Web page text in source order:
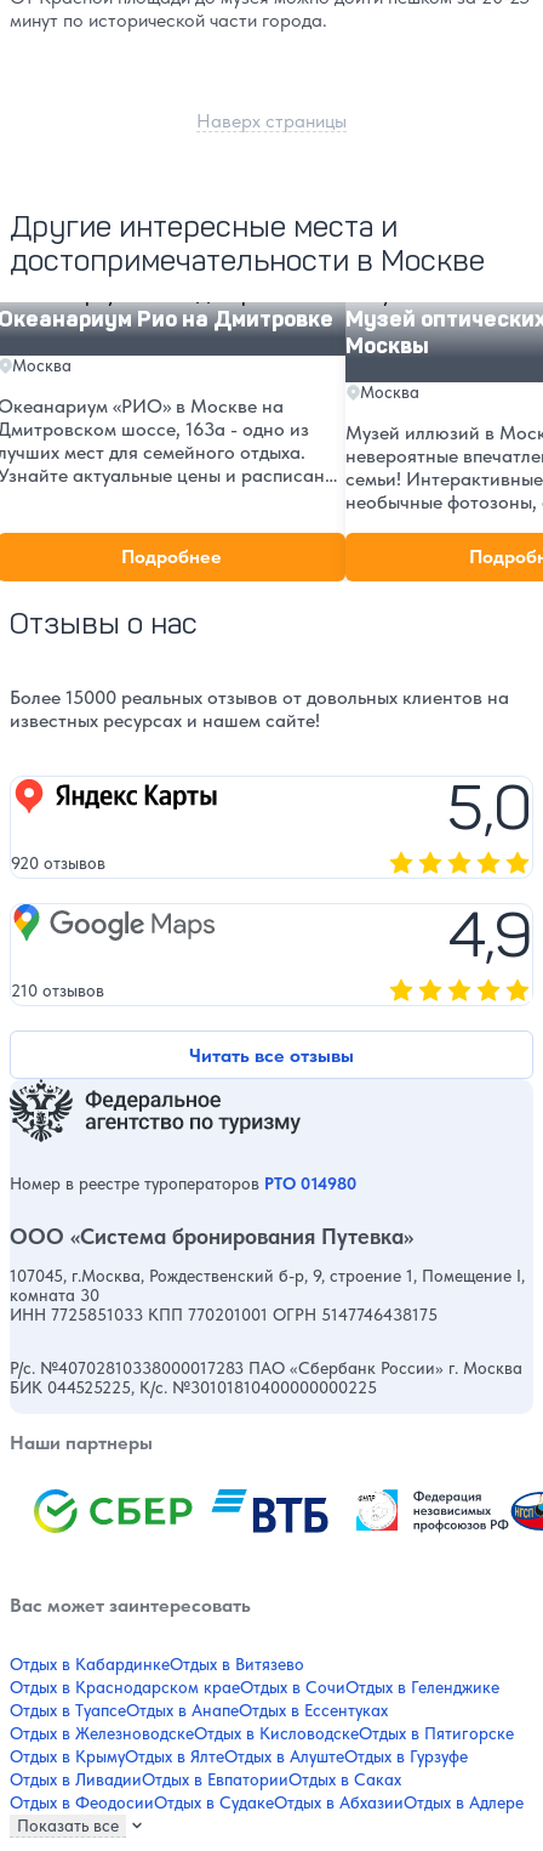
минут по исторической части города.
Наверх страницы
Другие интересные места и
достопримечательности в Москве
Рио на Дмитровке
Москва
«РИО» в Москве на
шоссе, 163а - одно из
мест для семейного отдыха.
актуальные цены и расписание
для себя подводный мир
в центре Москвы!
Подробнее
Музей
Москвы
Москва
Музей иллюзий в
невероятные
семьи!
необычные фотозоны,
отзывов
часы работы и как
Отзывы о нас
Более 15000 реальных отзывов от довольных клиентов на
известных ресурсах и нашем сайте!
Читать все отзывы
Яндекс карты 5,0
920 отзывов
Google Maps 4,9
210 отзывов
Номер в реестре туроператоров РТО 014980
ООО «Система бронирования Путевка»
107045, г.Москва, Рождественский б-р, 9, строение 1, Помещение I,
комната 30
ИНН 7725851033 КПП 770201001 ОГРН 5147746438175
Р/с. №40702810338000017283 ПАО «Сбербанк России» г. Москва
БИК 044525225, К/с. №30101810400000000225
Наши партнеры
Вас может заинтересовать
Отдых в КабардинкеОтдых в Витязево
Отдых в Краснодарском краеОтдых в СочиОтдых в Геленджике
Отдых в ТуапсеОтдых в АнапеОтдых в Ессентуках
Отдых в ЖелезноводскеОтдых в КисловодскеОтдых в Пятигорске
Отдых в КрымуОтдых в ЯлтеОтдых в АлуштеОтдых в Гурзуфе
Отдых в ЛивадииОтдых в ЕвпаторииОтдых в Саках
Отдых в ФеодосииОтдых в СудакеОтдых в АбхазииОтдых в Адлере
Показать все